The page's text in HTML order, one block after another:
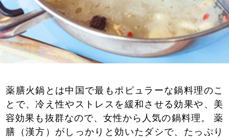
薬膳火鍋とは中国で最もポピュラーな鍋料理のこ
とで、冷え性やストレスを緩和させる効果や、美
容効果も抜群なので、女性から人気の鍋料理。 薬
膳（漢方）がしっかりと効いたダシで、たっぷり